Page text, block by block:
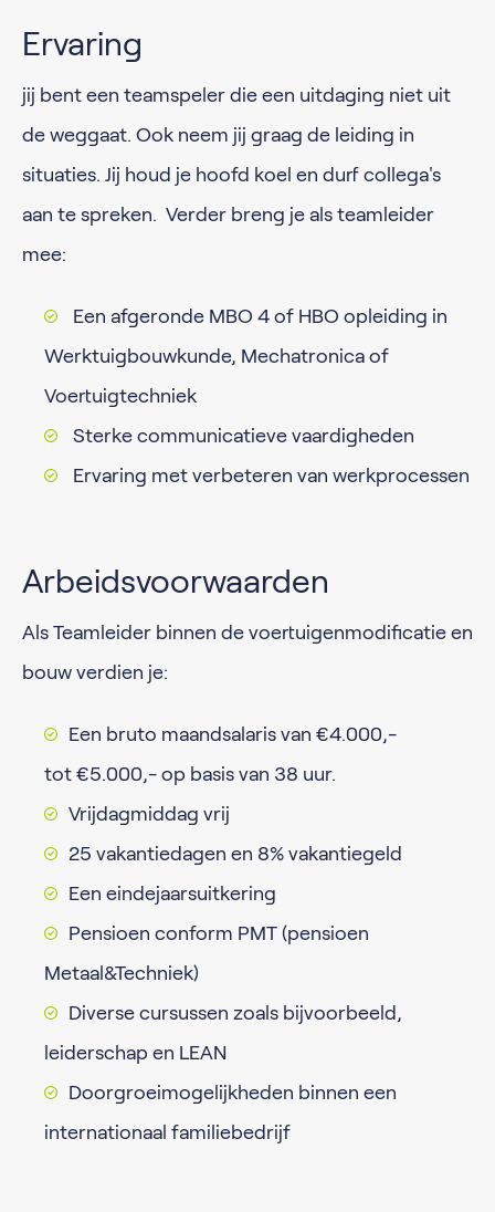
Ervaring
jij bent een teamspeler die een uitdaging niet uit
de weggaat. Ook neem jij graag de leiding in
situaties. Jij houd je hoofd koel en durf collega's
aan te spreken. Verder breng je als teamleider
mee:
Een afgeronde MBO 4 of HBO opleiding in
Werktuigbouwkunde, Mechatronica of
Voertuigtechniek
Sterke communicatieve vaardigheden
Ervaring met verbeteren van werkprocessen
Arbeidsvoorwaarden
Als Teamleider binnen de voertuigenmodificatie en
bouw verdien je:​​​​​​
Een bruto maandsalaris van €4.000,-
tot €5.000,- op basis van 38 uur.
Vrijdagmiddag vrij
25 vakantiedagen en 8% vakantiegeld
Een eindejaarsuitkering
Pensioen conform PMT (pensioen
Metaal&Techniek)
Diverse cursussen zoals bijvoorbeeld,
leiderschap en LEAN
Doorgroeimogelijkheden binnen een
internationaal familiebedrijf